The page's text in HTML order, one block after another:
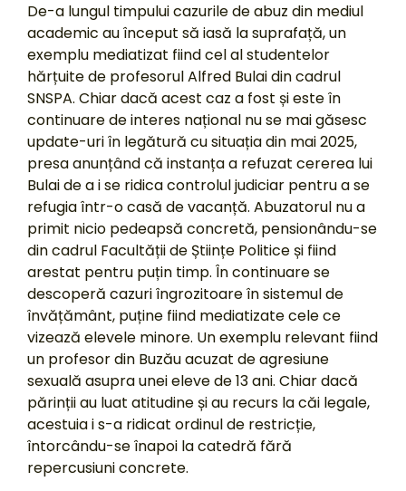
De-a lungul timpului cazurile de abuz din mediul
academic au început să iasă la suprafață, un
exemplu mediatizat fiind cel al studentelor
hărțuite de profesorul Alfred Bulai din cadrul
SNSPA. Chiar dacă acest caz a fost și este în
continuare de interes național nu se mai găsesc
update-uri în legătură cu situația din mai 2025,
presa anunțând că instanța a refuzat cererea lui
Bulai de a i se ridica controlul judiciar pentru a se
refugia într-o casă de vacanță. Abuzatorul nu a
primit nicio pedeapsă concretă, pensionându-se
din cadrul Facultății de Științe Politice și fiind
arestat pentru puțin timp. În continuare se
descoperă cazuri îngrozitoare în sistemul de
învățământ, puține fiind mediatizate cele ce
vizează elevele minore. Un exemplu relevant fiind
un profesor din Buzău acuzat de agresiune
sexuală asupra unei eleve de 13 ani. Chiar dacă
părinții au luat atitudine și au recurs la căi legale,
acestuia i s-a ridicat ordinul de restricție,
întorcându-se înapoi la catedră fără
repercusiuni concrete.